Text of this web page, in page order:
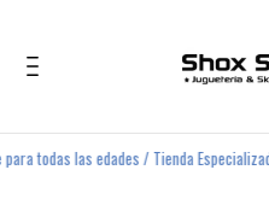
las edades / Tienda Especializada en